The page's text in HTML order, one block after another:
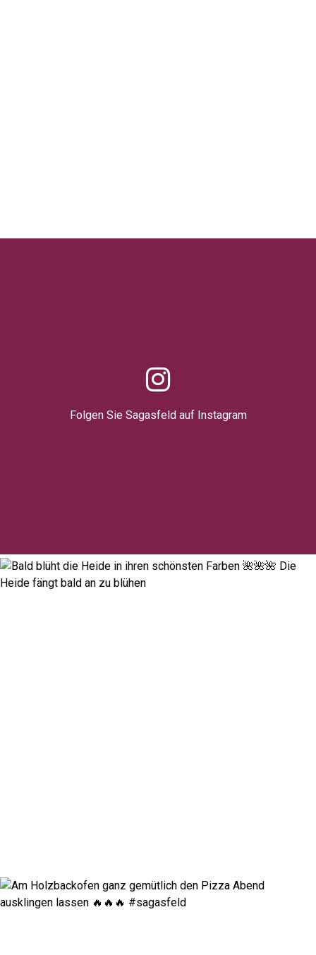
Folgen Sie Sagasfeld auf Instagram